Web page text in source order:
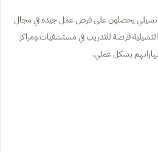
تشيلي يحصلون على فرص عمل جيدة في مجال
فرصة للتدريب في مستشفيات ومراكز
بشكل عملي.